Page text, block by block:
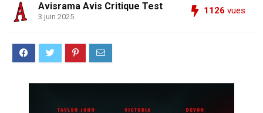
Avisrama Avis Critique Test
3 juin 2025
1126 vues